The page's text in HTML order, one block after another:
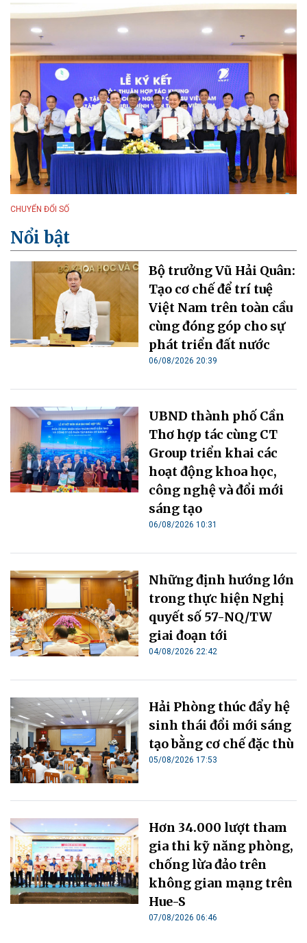
CHUYỂN ĐỔI SỐ
Nổi bật
Bộ trưởng Vũ Hải Quân:
Tạo cơ chế để trí tuệ
Việt Nam trên toàn cầu
cùng đóng góp cho sự
phát triển đất nước
06/08/2026 20:39
UBND thành phố Cần
Thơ hợp tác cùng CT
Group triển khai các
hoạt động khoa học,
công nghệ và đổi mới
sáng tạo
06/08/2026 10:31
Những định hướng lớn
trong thực hiện Nghị
quyết số 57-NQ/TW
giai đoạn tới
04/08/2026 22:42
Hải Phòng thúc đẩy hệ
sinh thái đổi mới sáng
tạo bằng cơ chế đặc thù
05/08/2026 17:53
Hơn 34.000 lượt tham
gia thi kỹ năng phòng,
chống lừa đảo trên
không gian mạng trên
Hue-S
07/08/2026 06:46